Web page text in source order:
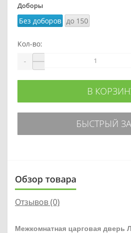
Доборы
Без доборов до 150
Кол-во:
-
В
БЫСТРЫЙ
Обзор товара
Отзывов (0)
Межкомнатная царговая дверь